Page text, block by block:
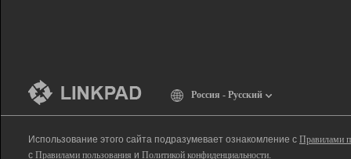
Россия - Русский
Использование этого сайта подразумевает ознакомление с Правилами
с Правилами пользования и Политикой конфиденциальности.